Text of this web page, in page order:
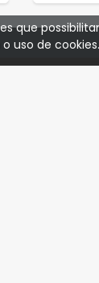
que
uso de cookies.